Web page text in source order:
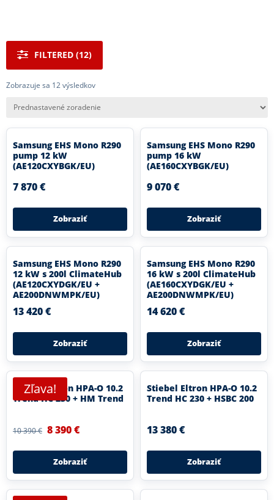
FILTERED (12)
Zobrazuje sa 12 výsledkov
Samsung EHS Mono R290
pump 12 kW
(AE120CXYBGK/EU)
7 870 €
Zobraziť
Samsung EHS Mono R290
pump 16 kW
(AE160CXYBGK/EU)
9 070 €
Zobraziť
Samsung EHS Mono R290
12 kW s 200l ClimateHub
(AE120CXYDGK/EU +
AE200DNWMPK/EU)
13 420 €
Zobraziť
Samsung EHS Mono R290
16 kW s 200l ClimateHub
(AE160CXYDGK/EU +
AE200DNWMPK/EU)
14 620 €
Zobraziť
Zľava!
Stiebel Eltron HPA-O 10.2
Trend HC 230 + HM Trend
10 390 € 8 390 €
Zobraziť
Stiebel Eltron HPA-O 10.2
Trend HC 230 + HSBC 200
13 380 €
Zobraziť